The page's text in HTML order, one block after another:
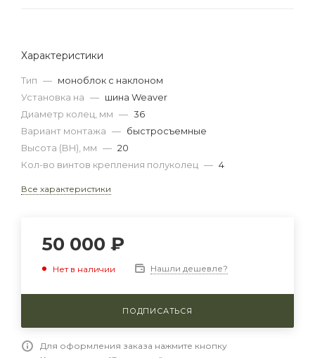
Характеристики
Тип — моноблок с наклоном
Установка на — шина Weaver
Диаметр колец, мм — 36
Вариант монтажа — быстросъемные
Высота (BH), мм — 20
Кол-во винтов крепления полуколец — 4
Все характеристики
50 000 ₽
Нет в наличии Нашли дешевле?
ПОДПИСАТЬСЯ
Для оформления заказа нажмите кнопку